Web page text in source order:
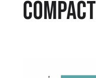
COMPACT